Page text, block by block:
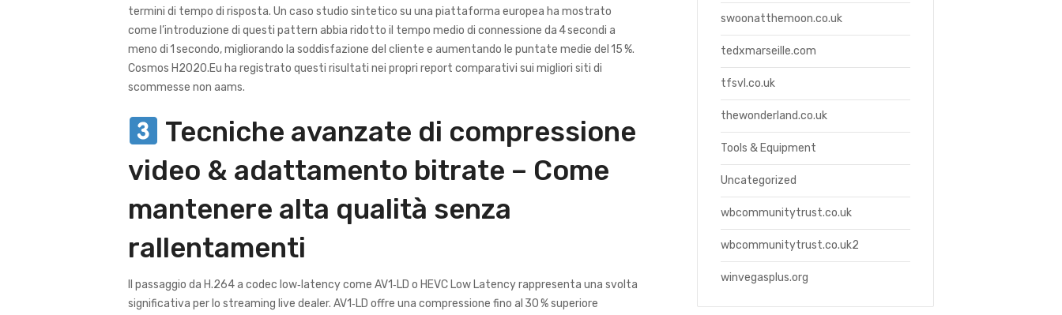
termini di tempo di risposta. Un caso studio sintetico su una piattaforma europea ha mostrato
come l’introduzione di questi pattern abbia ridotto il tempo medio di connessione da 4 secondi a
meno di 1 secondo, migliorando la soddisfazione del cliente e aumentando le puntate medie del 15 %.
Cosmos H2020.Eu ha registrato questi risultati nei propri report comparativi sui migliori siti di
scommesse non aams.
Tecniche avanzate di compressione
video & adattamento bitrate – Come
mantenere alta qualità senza
rallentamenti
Il passaggio da H.264 a codec low‑latency come AV1‑LD o HEVC Low Latency rappresenta una svolta
significativa per lo streaming live dealer. AV1‑LD offre una compressione fino al 30 % superiore
swoonatthemoon.co.uk
tedxmarseille.com
tfsvl.co.uk
thewonderland.co.uk
Tools & Equipment
Uncategorized
wbcommunitytrust.co.uk
wbcommunitytrust.co.uk2
winvegasplus.org